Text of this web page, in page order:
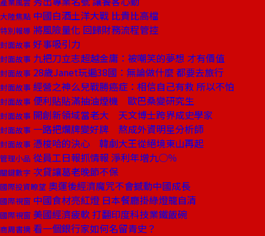
大陸焦點 中國白酒土洋大戰 比貴比高檔
特別報導 將風險量化 回歸財務流程管控
封面故事 好事吸引力
封面故事 九把刀立志超越金庸：被嘲笑的夢想 才有價值
封面故事 28歲Janet玩遍38國：無論做什麼 都要去旅行
封面故事 經營之神么兒戰勝癌症：相信自己有救 所以不怕
封面故事 便利貼貼滿抽油煙機 歐巴桑變研究生
封面故事 開創新領域當老大 天文博士跨界成史學家
封面故事 一路把爛牌變好牌 熬成外資明星分析師
封面故事 憑梭哈的決心 韓劇大王從絕境東山再起
管理小品 從員工日報抓情報 淨利年增九○％
關鍵數字 次貸讓葛老晚節不保
國際投資瞭望 奧運後經濟魔咒不會撼動中國成長
國際視窗 中國食材亮紅燈 日本餐廳掛綠燈籠自清
國際視窗 美國經濟疲軟 打翻印度科技業鐵飯碗
商周書摘 看一個銀行家如何名留青史？